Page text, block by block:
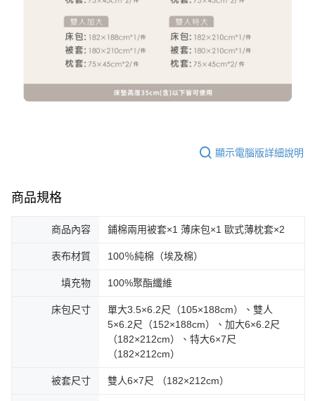
顯示電腦版詳細說明
商品規格
商品內容 鋪棉兩用被套×1 薄床包×1 歐式薄枕套×2
表布材質 100％純棉（埃及棉）
填充物 100%聚酯纖維
床包尺寸
單大3.5×6.2尺（105×188cm）、雙人
5×6.2尺（152×188cm）、加大6×6.2尺
（182×212cm）、特大6×7尺
（182×212cm）
被套尺寸 雙人6×7尺 （182×212cm）